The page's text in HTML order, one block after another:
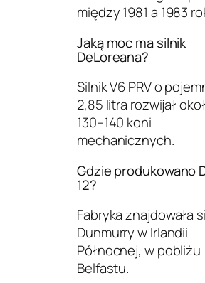
między 1981 a 1983
Jaką moc ma silnik
DeLoreana?
Silnik V6 PRV o
2,85 litra rozwijał
130–140 koni
mechanicznych.
Gdzie produkowano
12?
Fabryka znajdowała
Dunmurry w Irlandii
Północnej, w pobliżu
Belfastu.